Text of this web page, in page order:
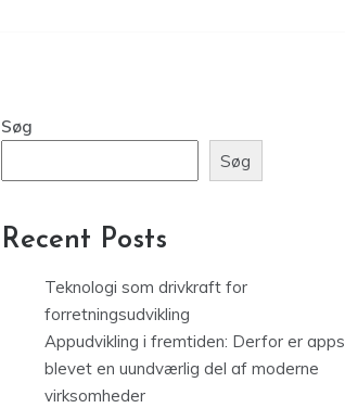
Søg
Søg
Recent Posts
Teknologi som drivkraft for
forretningsudvikling
Appudvikling i fremtiden: Derfor er apps
blevet en uundværlig del af moderne
virksomheder